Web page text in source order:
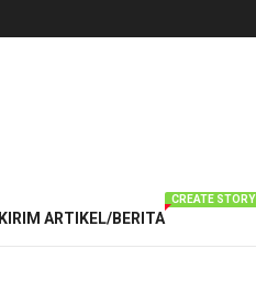
KIRIM ARTIKEL/BERITA
CREATE STORY